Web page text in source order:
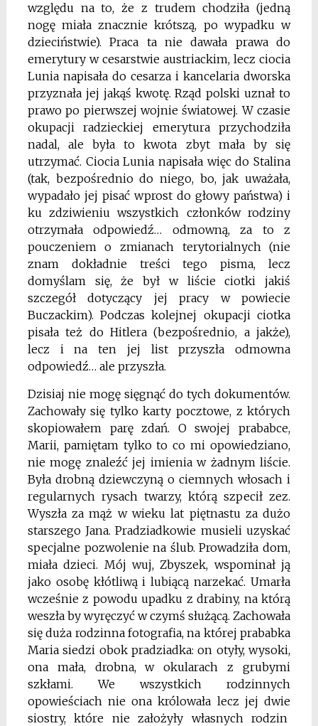
względu na to, że z trudem chodziła (jedną
nogę miała znacznie krótszą, po wypadku w
dzieciństwie). Praca ta nie dawała prawa do
emerytury w cesarstwie austriackim, lecz ciocia
Lunia napisała do cesarza i kancelaria dworska
przyznała jej jakąś kwotę. Rząd polski uznał to
prawo po pierwszej wojnie światowej. W czasie
okupacji radzieckiej emerytura przychodziła
nadal, ale była to kwota zbyt mała by się
utrzymać. Ciocia Lunia napisała więc do Stalina
(tak, bezpośrednio do niego, bo, jak uważała,
wypadało jej pisać wprost do głowy państwa) i
ku zdziwieniu wszystkich członków rodziny
otrzymała odpowiedź… odmowną, za to z
pouczeniem o zmianach terytorialnych (nie
znam dokładnie treści tego pisma, lecz
domyślam się, że był w liście ciotki jakiś
szczegół dotyczący jej pracy w powiecie
Buczackim). Podczas kolejnej okupacji ciotka
pisała też do Hitlera (bezpośrednio, a jakże),
lecz i na ten jej list przyszła odmowna
odpowiedź… ale przyszła.
Dzisiaj nie mogę sięgnąć do tych dokumentów.
Zachowały się tylko karty pocztowe, z których
skopiowałem parę zdań. O swojej prababce,
Marii, pamiętam tylko to co mi opowiedziano,
nie mogę znaleźć jej imienia w żadnym liście.
Była drobną dziewczyną o ciemnych włosach i
regularnych rysach twarzy, którą szpecił zez.
Wyszła za mąż w wieku lat piętnastu za dużo
starszego Jana. Pradziadkowie musieli uzyskać
specjalne pozwolenie na ślub. Prowadziła dom,
miała dzieci. Mój wuj, Zbyszek, wspominał ją
jako osobę kłótliwą i lubiącą narzekać. Umarła
wcześnie z powodu upadku z drabiny, na którą
weszła by wyręczyć w czymś służącą. Zachowała
się duża rodzinna fotografia, na której prababka
Maria siedzi obok pradziadka: on otyły, wysoki,
ona mała, drobna, w okularach z grubymi
szkłami. We wszystkich rodzinnych
opowieściach nie ona królowała lecz jej dwie
siostry, które nie założyły własnych rodzin